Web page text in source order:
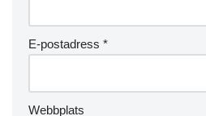
E-postadress *
Webbplats